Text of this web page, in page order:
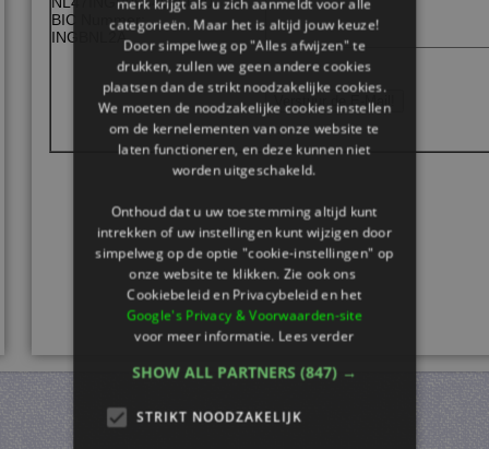
BIC Nummer:
INGBNL2A
Verstuur de E-Mail!
merk krijgt als u zich aanmeldt voor alle
categorieën. Maar het is altijd jouw keuze!
Door simpelweg op "Alles afwijzen" te
drukken, zullen we geen andere cookies
plaatsen dan de strikt noodzakelijke cookies.
We moeten de noodzakelijke cookies instellen
om de kernelementen van onze website te
laten functioneren, en deze kunnen niet
worden uitgeschakeld.
Onthoud dat u uw toestemming altijd kunt
intrekken of uw instellingen kunt wijzigen door
simpelweg op de optie "cookie-instellingen" op
onze website te klikken. Zie ook ons ​​
Cookiebeleid en Privacybeleid en het
Google's Privacy & Voorwaarden-site
voor meer informatie.Lees verder
SHOW ALL PARTNERS (847) →
STRIKT NOODZAKELIJK